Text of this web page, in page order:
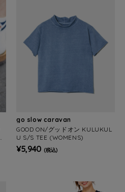
go slow caravan
GOOD ON/グッドオン KULUKUL
U S/S TEE (WOMENS)
¥5,940 (税込)